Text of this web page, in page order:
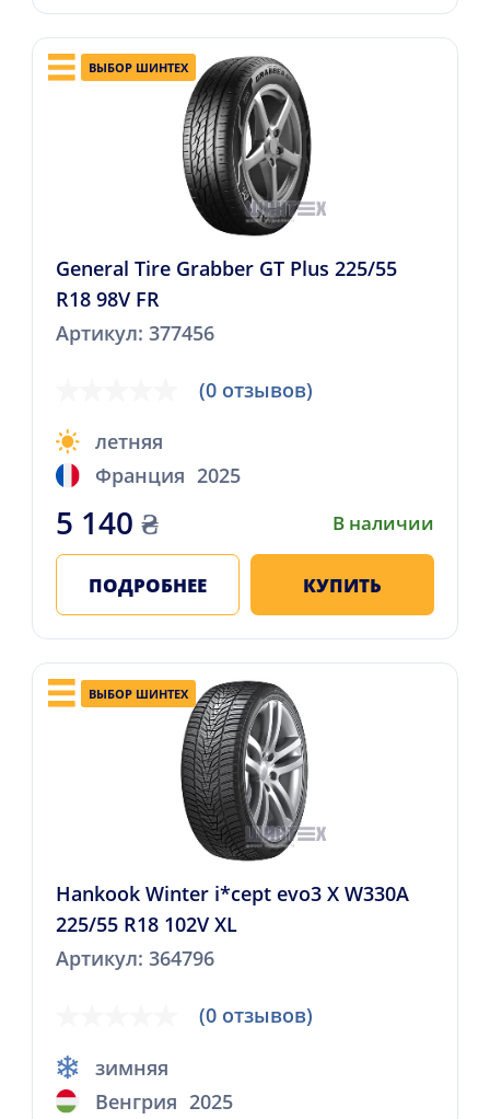
ВЫБОР ШИНТЕХ
General Tire Grabber GT Plus 225/55
R18 98V FR
Артикул: 377456
(0 отзывов)
летняя
Франция 2025
5 140 ₴ В наличии
ПОДРОБНЕЕ КУПИТЬ
ВЫБОР ШИНТЕХ
Hankook Winter i*cept evo3 X W330A
225/55 R18 102V XL
Артикул: 364796
(0 отзывов)
зимняя
Венгрия 2025